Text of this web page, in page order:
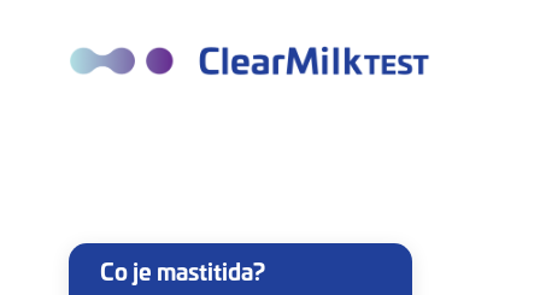
Co je mastitida?